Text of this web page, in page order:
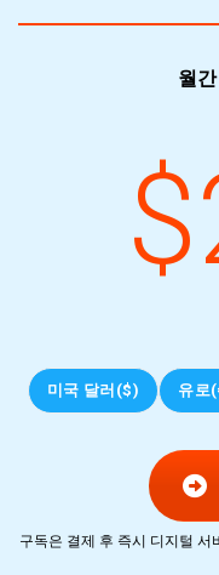
월간
미국 달러($) 유로
구독은 결제 후 즉시 디지털 서